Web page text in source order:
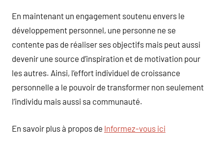
En maintenant un engagement soutenu envers le
développement personnel, une personne ne se
contente pas de réaliser ses objectifs mais peut aussi
devenir une source d’inspiration et de motivation pour
les autres. Ainsi, l’effort individuel de croissance
personnelle a le pouvoir de transformer non seulement
l’individu mais aussi sa communauté.
En savoir plus à propos de Informez-vous ici